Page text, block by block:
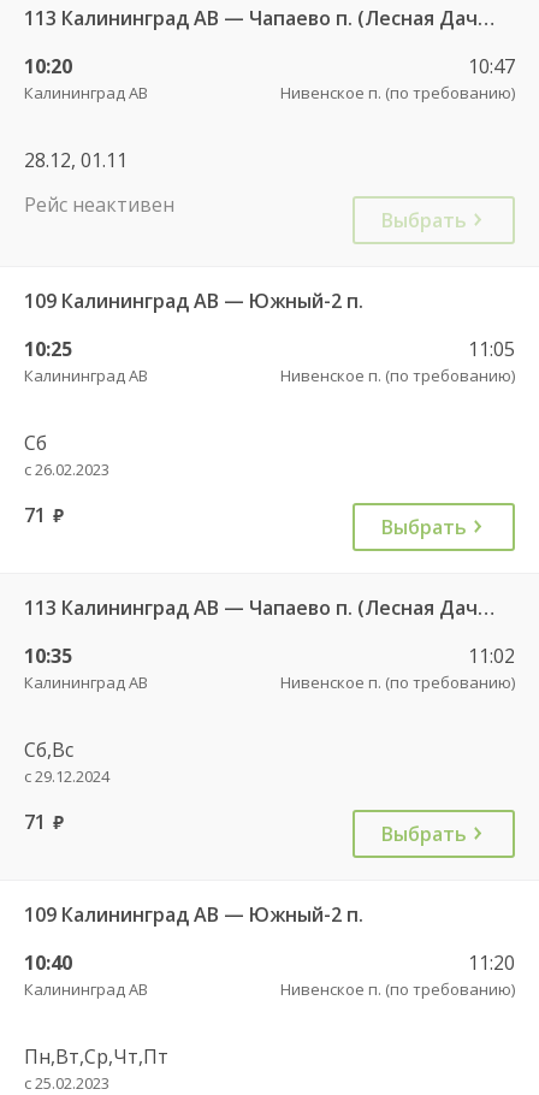
113 Калининград АВ — Чапаево п. (Лесная Дача) ч/з Багратионовск г., Долгоруково п.
10:20
Калининград АВ
10:47
Нивенское п. (по требованию)
28.12, 01.11
Рейс неактивен
Выбрать
109 Калининград АВ — Южный-2 п.
10:25
Калининград АВ
11:05
Нивенское п. (по требованию)
Сб
с 26.02.2023
71 руб. Выбрать
113 Калининград АВ — Чапаево п. (Лесная Дача) ч/з Багратионовск г., Долгоруково п.
10:35
Калининград АВ
11:02
Нивенское п. (по требованию)
Сб,Вс
с 29.12.2024
71 руб. Выбрать
109 Калининград АВ — Южный-2 п.
10:40
Калининград АВ
11:20
Нивенское п. (по требованию)
Пн,Вт,Ср,Чт,Пт
с 25.02.2023